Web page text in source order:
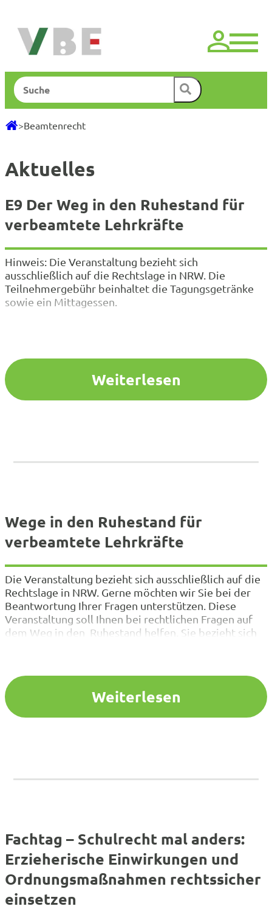
springen
Suchen
>Beamtenrecht
Aktuelles
E9 Der Weg in den Ruhestand für
verbeamtete Lehrkräfte
Hinweis: Die Veranstaltung bezieht sich
ausschließlich auf die Rechtslage in NRW. Die
Teilnehmergebühr beinhaltet die Tagungsgetränke
sowie ein Mittagessen.
Weiterlesen
Wege in den Ruhestand für
verbeamtete Lehrkräfte
Die Veranstaltung bezieht sich ausschließlich auf die
Rechtslage in NRW. Gerne möchten wir Sie bei der
Beantwortung Ihrer Fragen unterstützen. Diese
Veranstaltung soll Ihnen bei rechtlichen Fragen auf
dem Weg in den Ruhestand helfen. Sie bezieht sich
Weiterlesen
Fachtag – Schulrecht mal anders:
Erzieherische Einwirkungen und
Ordnungsmaßnahmen rechtssicher
einsetzen